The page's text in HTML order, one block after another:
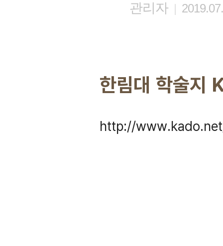
관리자 |
한림대 학술지
http://